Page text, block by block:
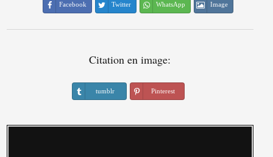
Facebook Twitter WhatsApp Image
Citation en image:
tumblr Pinterest